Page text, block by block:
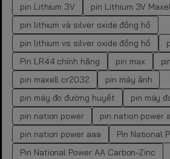
pin Lithium 3V
pin Lithium 3V
pin lithium và silver oxide đồng hồ
pin lithium vs silver oxide đồng hồ
Pin LR44 chính hãng
pin max
pin maxell cr2032
pin máy ảnh
pin máy đo đường huyết
pin máy
pin nation power
pin nation power
pin nation power aaa
Pin National
Pin National Power AA Carbon-Zinc